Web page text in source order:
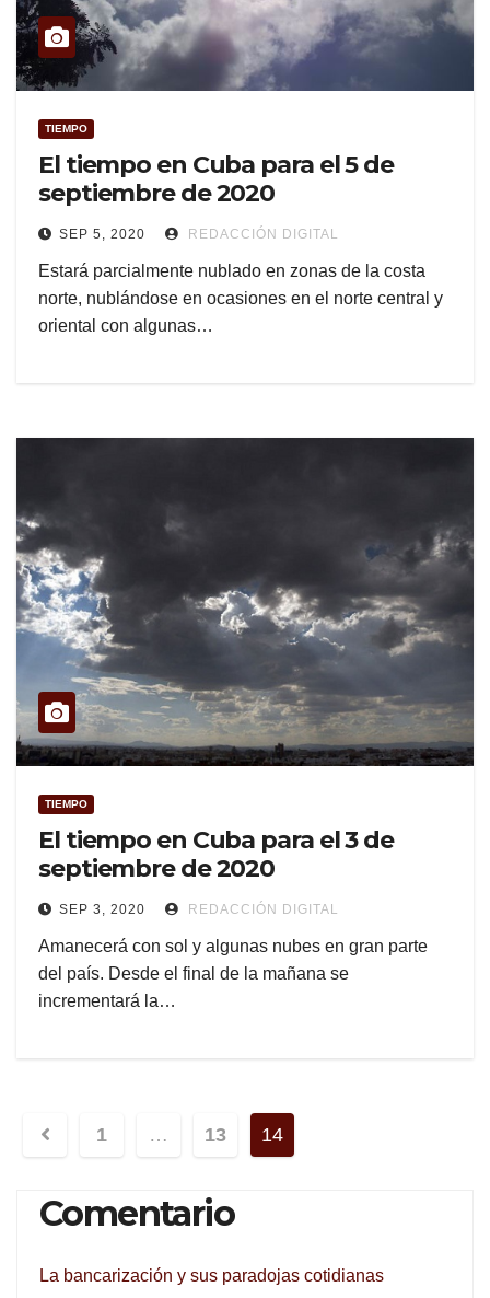
TIEMPO
El tiempo en Cuba para el 5 de
septiembre de 2020
SEP 5, 2020 REDACCIÓN DIGITAL
Estará parcialmente nublado en zonas de la costa
norte, nublándose en ocasiones en el norte central y
oriental con algunas…
TIEMPO
El tiempo en Cuba para el 3 de
septiembre de 2020
SEP 3, 2020 REDACCIÓN DIGITAL
Amanecerá con sol y algunas nubes en gran parte
del país. Desde el final de la mañana se
incrementará la…
Navegación
entradas
1 … 13 14
Comentario
La bancarización y sus paradojas cotidianas